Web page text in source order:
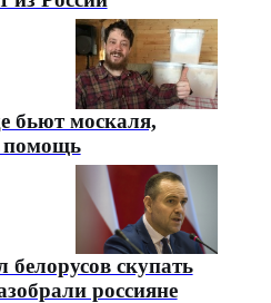
бьют москаля,
помощь
скупать
россияне